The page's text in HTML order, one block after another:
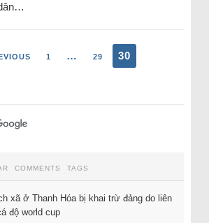
1 … 29 30
COMMENTS TAGS
xã ở Thanh Hóa bị khai trừ đảng do liên
độ world cup